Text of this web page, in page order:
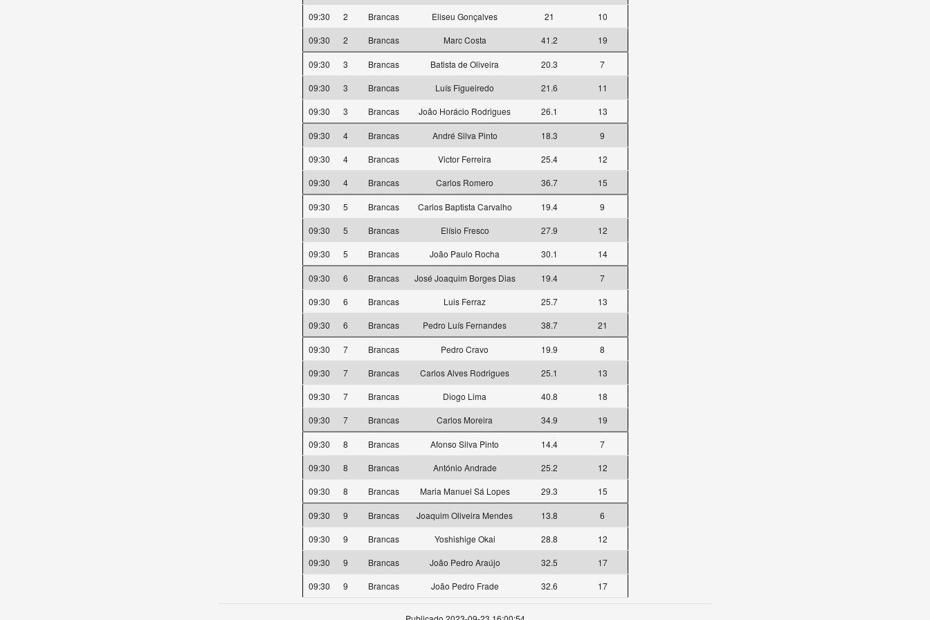
09:30 2 Brancas Eliseu Gonçalves 21
10
09:30
2 Brancas Marc Costa 41.2 19
09:30 3 Brancas Batista de Oliveira 20.3
7
09:30
3 Brancas Luís Figueiredo 21.6
11
09:30
3 Brancas João Horácio Rodrigues 26.1 13
09:30 4 Brancas André Silva Pinto 18.3
9
09:30
4 Brancas Victor Ferreira 25.4
12
09:30
4 Brancas Carlos Romero 36.7 15
09:30 5 Brancas Carlos Baptista Carvalho 19.4
9
09:30
5 Brancas Elísio Fresco 27.9
12
09:30
5 Brancas João Paulo Rocha 30.1 14
09:30 6 Brancas José Joaquim Borges Dias 19.4
7
09:30
6 Brancas Luis Ferraz 25.7
13
09:30
6 Brancas Pedro Luís Fernandes 38.7 21
09:30 7 Brancas Pedro Cravo 19.9
8
09:30
7 Brancas Carlos Alves Rodrigues 25.1
13
09:30
7 Brancas Diogo Lima 40.8
18
09:30
7 Brancas Carlos Moreira 34.9 19
09:30 8 Brancas Afonso Silva Pinto 14.4
7
09:30
8 Brancas António Andrade 25.2
12
09:30
8 Brancas Maria Manuel Sá Lopes 29.3 15
09:30 9 Brancas Joaquim Oliveira Mendes 13.8
6
09:30
9 Brancas Yoshishige Okai 28.8
12
09:30
9 Brancas João Pedro Araújo 32.5
17
09:30
9 Brancas João Pedro Frade 32.6 17